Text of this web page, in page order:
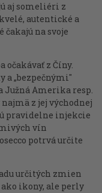
aj someliéri z
autentické a
na svoje
očakávať z Číny.
„bezpečnými"
Amerika resp.
z jej východnej
pravidelne injekcie
vín
potrvá určite
určitých zmien
ikony, ale perly